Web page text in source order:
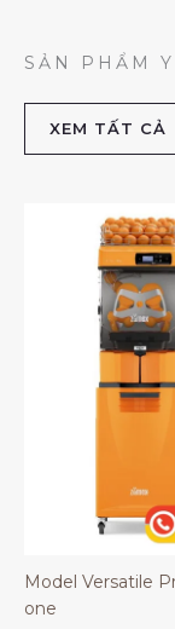
SẢN PHẨM
XEM TẤT CẢ
Model Versatile
one